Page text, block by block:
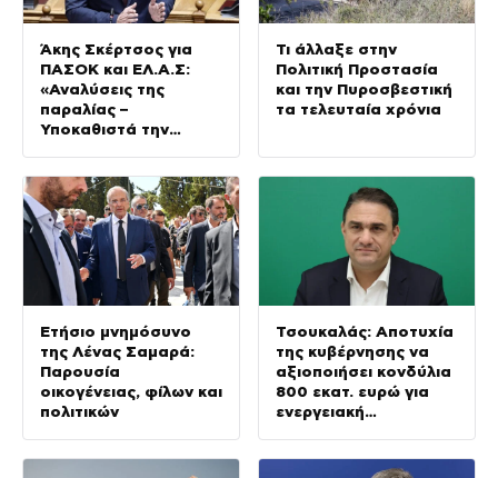
Άκης Σκέρτσος για
ΠΑΣΟΚ και ΕΛ.Α.Σ:
«Αναλύσεις της
παραλίας –
Υποκαθιστά την
προπαγάνδα»
Τι άλλαξε στην
Πολιτική Προστασία
και την Πυροσβεστική
τα τελευταία χρόνια
Ετήσιο μνημόσυνο
της Λένας Σαμαρά:
Παρουσία
οικογένειας, φίλων και
πολιτικών
Τσουκαλάς: Αποτυχία
της κυβέρνησης να
αξιοποιήσει κονδύλια
800 εκατ. ευρώ για
ενεργειακή